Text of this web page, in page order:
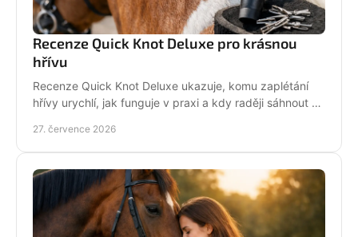
Recenze Quick Knot Deluxe pro krásnou
hřívu
Recenze Quick Knot Deluxe ukazuje, komu zaplétání
hřívy urychlí, jak funguje v praxi a kdy raději sáhnout po
27. července 2026